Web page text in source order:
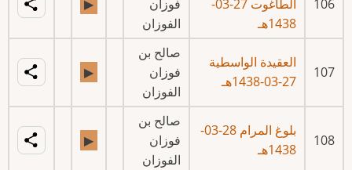
106
الطاغوت 27-03-
1438هـ
فوزان
الفوزان
▶
107
العقيدة الواسطية
27-03-1438هـ
صالح بن
فوزان
الفوزان
▶
108
بلوغ المرام 28-03-
1438هـ
صالح بن
فوزان
الفوزان
▶